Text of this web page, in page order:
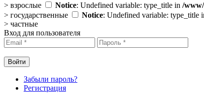
> взрослые Notice: Undefined variable: type_title in /
> государственные Notice: Undefined variable: type_title
> частные
Вход для пользователя
Забыли пароль?
Регистрация